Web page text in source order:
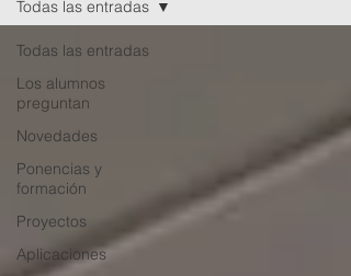
Todas las entradas
Los alumnos
preguntan
Novedades
Ponencias y
formación
Proyectos
Aplicaciones
Todas las entradas